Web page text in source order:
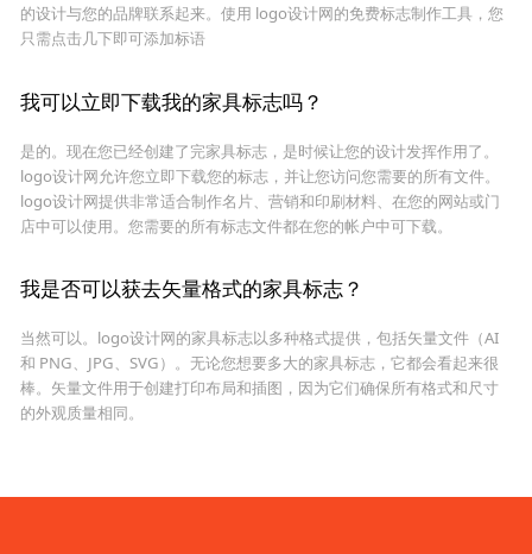
的设计与您的品牌联系起来。使用 logo设计网的免费标志制作工具，您
只需点击几下即可添加标语
我可以立即下载我的家具标志吗？
是的。现在您已经创建了完家具标志，是时候让您的设计发挥作用了。
logo设计网允许您立即下载您的标志，并让您访问您需要的所有文件。
logo设计网提供非常适合制作名片、营销和印刷材料、在您的网站或门
店中可以使用。您需要的所有标志文件都在您的帐户中可下载。
我是否可以获去矢量格式的家具标志？
当然可以。logo设计网的家具标志以多种格式提供，包括矢量文件（AI
和 PNG、JPG、SVG）。无论您想要多大的家具标志，它都会看起来很
棒。矢量文件用于创建打印布局和插图，因为它们确保所有格式和尺寸
的外观质量相同。